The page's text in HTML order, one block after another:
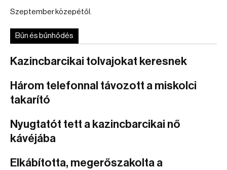
Szeptember közepétől.
Bűn és bűnhődés
Kazincbarcikai tolvajokat keresnek
Három telefonnal távozott a miskolci
takarító
Nyugtatót tett a kazincbarcikai nő
kávéjába
Elkábította, megerőszakolta a